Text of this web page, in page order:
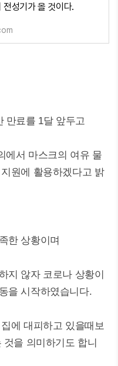
성기가 올 것이다.
만료를 1달 앞두고
에서 마스크의 여유 물
원에 활용하겠다고 밝
한 상황이며
지 않자 코로나 상황이
을 시작하였습니다.
에 대피하고 있을때보
을 의미하기도 합니